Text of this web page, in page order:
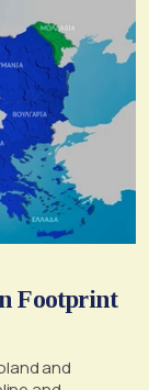
Footprint
and